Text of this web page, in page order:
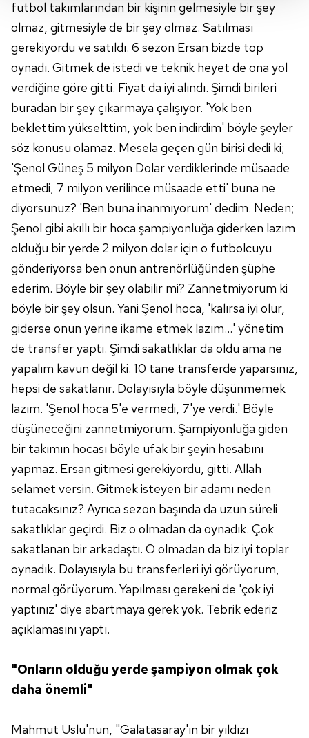
Her halükârda, kullanıcılar, bu çerezlere izin vermedikleri
takdirde, kullanıcılara hedefli reklamlar
gösterilmeyecektir."
Sizlere daha iyi bir hizmet sunabilmek için İnternet
Sitemizde kendimize ve üçüncü kişilere ait çerezler
kullanılmaktadır. Bu çerezler vasıtasıyla çeşitli kişisel
verileriniz işlenmekte olup gerekli olan çerezler bilgi
toplumu hizmetlerinin sunulması amacıyla
kullanılmaktadır. Diğer çerezler, sitemizin daha işlevsel
kılınması ve kişiselleştirilmesi ve sizlere yönelik
reklam/pazarlama faaliyetlerinin yapılması, amaçlarıyla
sınırlı olarak açık rızanız dahilinde kullanılacaktır.
Çerezlere ilişkin tercihlerinizi aşağıda yer alan panel
vasıtasıyla belirleyebilirsiniz. Çerezlere ilişkin detaylı bilgi
için Ayarlar butonuna tıklayabilir,Çerez Bilgilendirme
Metnimiziziyaret edebilirsiniz.
6698 sayılı Kişisel Verilerin Korunması Kanunu uyarınca
hazırlanmış Aydınlatma Metnimizi okumak ve sitemizde
ilgili mevzuata uygun olarak kullanılan çerezlerle ilgili bilgi
almak için lütfentıklayınız.
futbol takımlarından bir kişinin gelmesiyle bir şey
olmaz, gitmesiyle de bir şey olmaz. Satılması
gerekiyordu ve satıldı. 6 sezon Ersan bizde top
oynadı. Gitmek de istedi ve teknik heyet de ona yol
verdiğine göre gitti. Fiyat da iyi alındı. Şimdi birileri
buradan bir şey çıkarmaya çalışıyor. 'Yok ben
beklettim yükselttim, yok ben indirdim' böyle şeyler
söz konusu olamaz. Mesela geçen gün birisi dedi ki;
'Şenol Güneş 5 milyon Dolar verdiklerinde müsaade
etmedi, 7 milyon verilince müsaade etti' buna ne
diyorsunuz? 'Ben buna inanmıyorum' dedim. Neden;
Şenol gibi akıllı bir hoca şampiyonluğa giderken lazım
olduğu bir yerde 2 milyon dolar için o futbolcuyu
gönderiyorsa ben onun antrenörlüğünden şüphe
ederim. Böyle bir şey olabilir mi? Zannetmiyorum ki
böyle bir şey olsun. Yani Şenol hoca, 'kalırsa iyi olur,
giderse onun yerine ikame etmek lazım…' yönetim
de transfer yaptı. Şimdi sakatlıklar da oldu ama ne
yapalım kavun değil ki. 10 tane transferde yaparsınız,
hepsi de sakatlanır. Dolayısıyla böyle düşünmemek
lazım. 'Şenol hoca 5'e vermedi, 7'ye verdi.' Böyle
düşüneceğini zannetmiyorum. Şampiyonluğa giden
bir takımın hocası böyle ufak bir şeyin hesabını
yapmaz. Ersan gitmesi gerekiyordu, gitti. Allah
selamet versin. Gitmek isteyen bir adamı neden
tutacaksınız? Ayrıca sezon başında da uzun süreli
sakatlıklar geçirdi. Biz o olmadan da oynadık. Çok
sakatlanan bir arkadaştı. O olmadan da biz iyi toplar
oynadık. Dolayısıyla bu transferleri iyi görüyorum,
normal görüyorum. Yapılması gerekeni de 'çok iyi
yaptınız' diye abartmaya gerek yok. Tebrik ederiz
açıklamasını yaptı.
"Onların olduğu yerde şampiyon olmak çok
daha önemli"
Mahmut Uslu'nun, "Galatasaray'ın bir yıldızı